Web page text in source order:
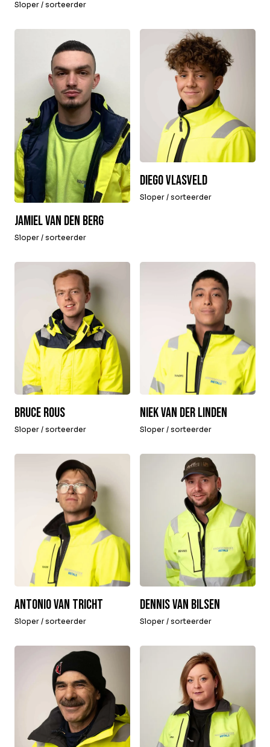
Sloper / sorteerder
Jamiel van den Berg
Sloper / sorteerder
Diego Vlasveld
Sloper / sorteerder
Bruce Rous
Sloper / sorteerder
Niek van der Linden
Sloper / sorteerder
Antonio van Tricht
Sloper / sorteerder
Dennis van Bilsen
Sloper / sorteerder